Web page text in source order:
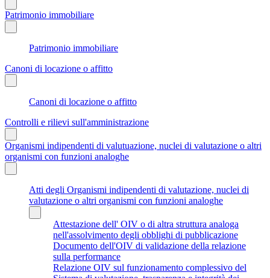
Patrimonio immobiliare
Patrimonio immobiliare
Canoni di locazione o affitto
Canoni di locazione o affitto
Controlli e rilievi sull'amministrazione
Organismi indipendenti di valutuazione, nuclei di valutazione o altri
organismi con funzioni analoghe
Atti degli Organismi indipendenti di valutazione, nuclei di
valutazione o altri organismi con funzioni analoghe
Attestazione dell' OIV o di altra struttura analoga
nell'assolvimento degli obblighi di pubblicazione
Documento dell'OIV di validazione della relazione
sulla performance
Relazione OIV sul funzionamento complessivo del